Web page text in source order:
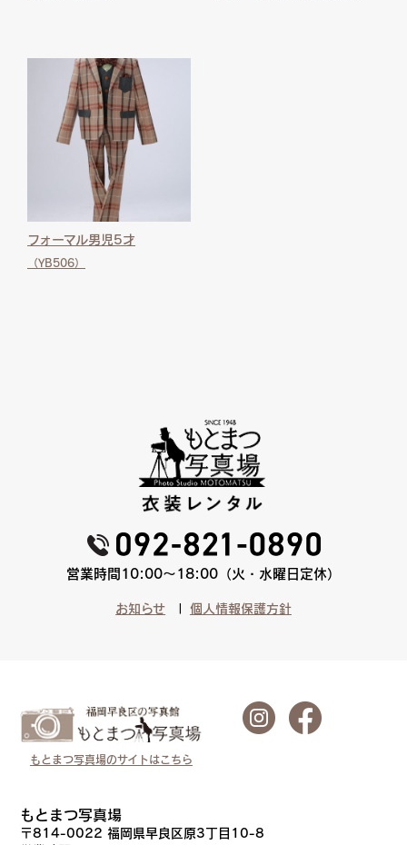
フォーマル男児5才
（YB506）
営業時間10:00〜18:00（火・水曜日定休）
お知らせ 個人情報保護方針
もとまつ写真場のサイトはこちら
もとまつ写真場
〒814-0022 福岡県早良区原3丁目10-8